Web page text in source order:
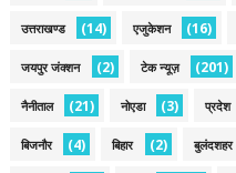
उत्तराखण्ड (14) एजुकेशन (16)
जयपुर जंक्शन (2) टेक न्यूज़ (201)
नैनीताल (21) नोएडा (3) प्रदेश
बिजनौर (4) बिहार (2) बुलंदशहर